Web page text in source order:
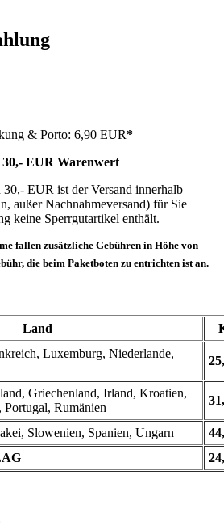
& Porto: 6,90 EUR*
30,- EUR Warenwert
EUR ist der Versand innerhalb
außer Nachnahmeversand) für Sie
keine Sperrgutartikel enthält.
fallen zusätzliche Gebühren in Höhe von
die beim Paketboten zu entrichten ist an.
Land
Luxemburg, Niederlande,
Griechenland, Irland, Kroatien,
Rumänien
Slowenien, Spanien, Ungarn